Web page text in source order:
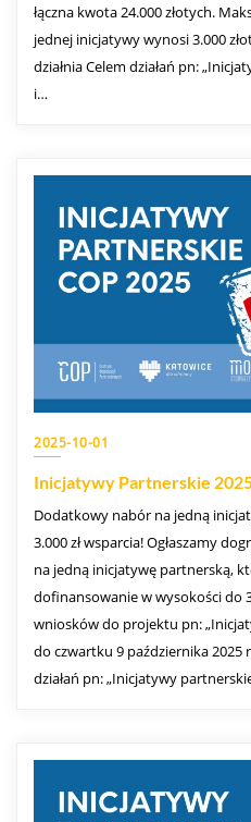
łączna kwota 24.000 złotych.
jednej inicjatywy wynosi 3.000
działnia Celem działań pn:
i…
2025-10-01
Inicjatywy Partnerskie
Dodatkowy nabór na jedną
3.000 zł wsparcia! Ogłaszamy
na jedną inicjatywę partnerską,
dofinansowanie w wysokości do
wniosków do projektu pn:
do czwartku 9 października 2025
działań pn: „Inicjatywy